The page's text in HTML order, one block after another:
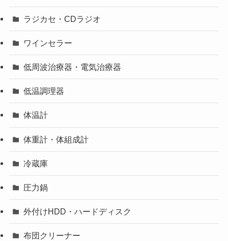
ラジカセ・CDラジオ
ワインセラー
低周波治療器・電気治療器
低温調理器
体温計
体重計・体組成計
冷蔵庫
圧力鍋
外付けHDD・ハードディスク
布団クリーナー